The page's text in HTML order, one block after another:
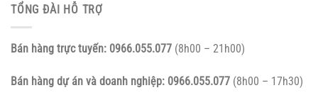
TỔNG ĐÀI HỖ TRỢ
Bán hàng trực tuyến: 0966.055.077 (8h00 – 21h00)
Bán hàng dự án và doanh nghiệp: 0966.055.077 (8h00 – 17h30)